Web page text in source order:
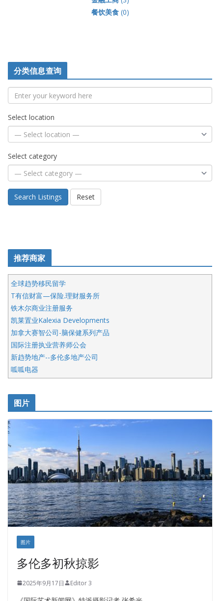
餐饮美食(0)
分类信息查询
Select location
Select category
Search Listings Reset
推荐商家
全球趋势移民留学
T有信财富—保险.理财服务所
铁木尔商业注册服务
凯莱置业Kalexia Developments
加拿大赛智公司-脑保健系列产品
国际注册执业营养师公会
新趋势地产--多伦多地产公司
呱呱电器
皇后金融集团
铁木尔商业注册服务
图片
图片
多伦多初秋掠影
2025年9月17日 Editor 3